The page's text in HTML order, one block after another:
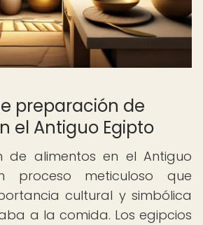
preparación de
el Antiguo Egipto
de alimentos en el Antiguo
proceso meticuloso que
cultural y simbólica
a la comida. Los egipcios